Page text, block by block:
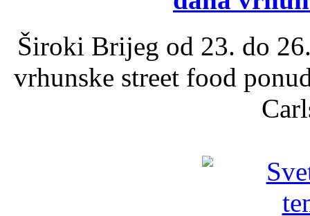
Široki Brijeg od 23. do
vrhunske street food